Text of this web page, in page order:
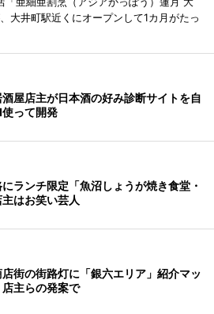
大井町駅近くにオープンして1カ月がたっ
屋店主が日本酒の好み診断サイトを自
って開発
ランチ限定「魚沼しょうが焼き食堂・
はお笑い芸人
店街の街路灯に「銀六エリア」紹介マッ
主らの発案で